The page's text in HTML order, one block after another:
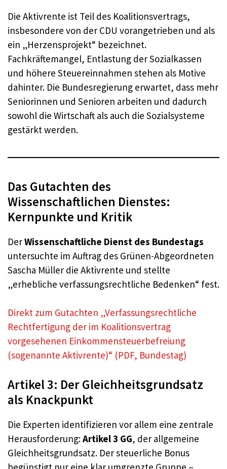
Die Aktivrente ist Teil des Koalitionsvertrags,
insbesondere von der CDU vorangetrieben und als
ein „Herzensprojekt“ bezeichnet.
Fachkräftemangel, Entlastung der Sozialkassen
und höhere Steuereinnahmen stehen als Motive
dahinter. Die Bundesregierung erwartet, dass mehr
Seniorinnen und Senioren arbeiten und dadurch
sowohl die Wirtschaft als auch die Sozialsysteme
gestärkt werden.
Das Gutachten des
Wissenschaftlichen Dienstes:
Kernpunkte und Kritik
DerWissenschaftliche Dienst des Bundestags
untersuchte im Auftrag des Grünen-Abgeordneten
Sascha Müller die Aktivrente und stellte
„erhebliche verfassungsrechtliche Bedenken“ fest.
Direkt zum Gutachten „Verfassungsrechtliche
Rechtfertigung der im Koalitionsvertrag
vorgesehenen Einkommensteuerbefreiung
(sogenannte Aktivrente)“ (PDF, Bundestag)
Artikel 3: Der Gleichheitsgrundsatz
als Knackpunkt
Die Experten identifizieren vor allem eine zentrale
Herausforderung:Artikel 3 GG, der allgemeine
Gleichheitsgrundsatz. Der steuerliche Bonus